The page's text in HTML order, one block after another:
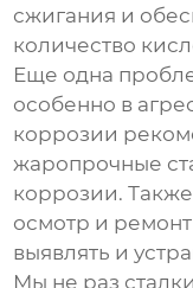
сжигания и
количество
Еще одна
особенно в
коррозии
жаропрочные
коррозии.
осмотр и
выявлять и
Мы не раз